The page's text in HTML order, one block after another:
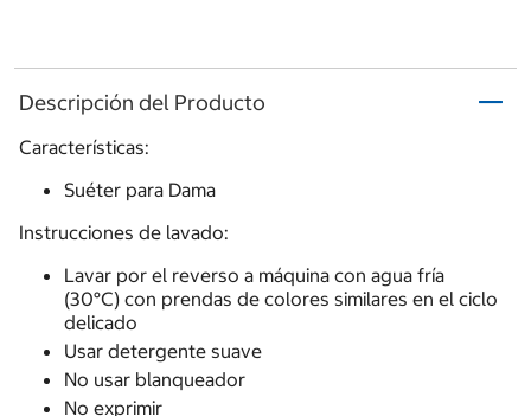
Descripción del Producto
Características:
Suéter para Dama
Instrucciones de lavado:
Lavar por el reverso a máquina con agua fría
(30°C) con prendas de colores similares en el ciclo
delicado
Usar detergente suave
No usar blanqueador
No exprimir